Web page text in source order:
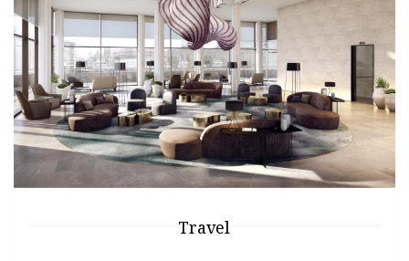
Travel